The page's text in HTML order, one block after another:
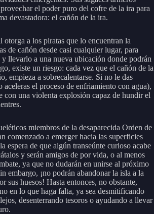
el poder puro del cofre de la ira para
devastadora: el cañón de la ira.
otorga a los piratas que lo encuentran la
de cañón desde casi cualquier lugar, para
llevarlo a una nueva ubicación donde podrán
existe un riesgo: cada vez que el cañón de la
empieza a sobrecalentarse. Si no le das
aceleras el proceso de enfriamiento con agua),
con una violenta explosión capaz de hundir el
miembros de la desaparecida Orden de
comenzado a emerger hacia las superficies
espera de que algún transeúnte curioso acabe
y serán amigos de por vida, o al menos
ya que no dudarán en unirse al próximo
embargo, ¡no podrán abandonar la isla a la
sus huesos! Hasta entonces, no obstante,
en lo que haga falta, ya sea desmitificando
desenterrando tesoros o ayudando a llevar